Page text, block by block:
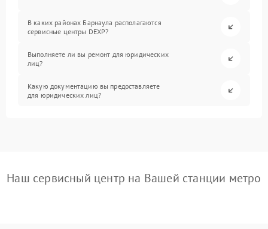
В каких районах Барнаула располагаются
сервисные центры DEXP?
Выполняете ли вы ремонт для юридических
лиц?
Какую документацию вы предоставляете
для юридических лиц?
Наш сервисный центр на Вашей станции метро